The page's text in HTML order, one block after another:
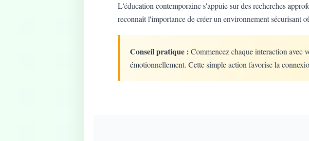
L'éducation contemporaine s'appuie sur des recherches
reconnaît l'importance de créer un environnement sécurisant
Conseil pratique : Commencez chaque interaction avec
émotionnellement. Cette simple action favorise la